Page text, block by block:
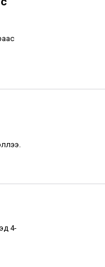
4-